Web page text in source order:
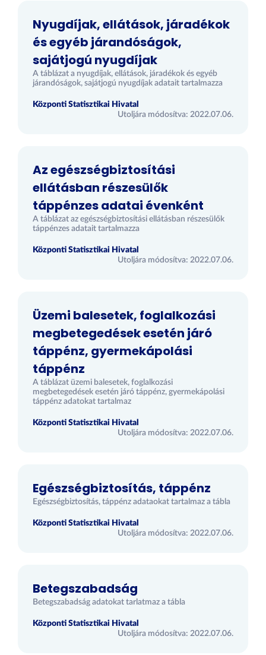
Nyugdíjak, ellátások, járadékok
és egyéb járandóságok,
sajátjogú nyugdíjak
A táblázat a nyugdíjak, ellátások, járadékok és egyéb
járandóságok, sajátjogú nyugdíjak adatait tartalmazza
Központi Statisztikai Hivatal
Utoljára módosítva: 2022.07.06.
Az egészségbiztosítási
ellátásban részesülők
táppénzes adatai évenként
A táblázat az egészségbiztosítási ellátásban részesülők
táppénzes adatait tartalmazza
Központi Statisztikai Hivatal
Utoljára módosítva: 2022.07.06.
Üzemi balesetek, foglalkozási
megbetegedések esetén járó
táppénz, gyermekápolási
táppénz
A táblázat üzemi balesetek, foglalkozási
megbetegedések esetén járó táppénz, gyermekápolási
táppénz adatokat tartalmaz
Központi Statisztikai Hivatal
Utoljára módosítva: 2022.07.06.
Egészségbiztosítás, táppénz
Egészségbiztosítás, táppénz adataokat tartalmaz a tábla
Központi Statisztikai Hivatal
Utoljára módosítva: 2022.07.06.
Betegszabadság
Betegszabadság adatokat tarlatmaz a tábla
Központi Statisztikai Hivatal
Utoljára módosítva: 2022.07.06.